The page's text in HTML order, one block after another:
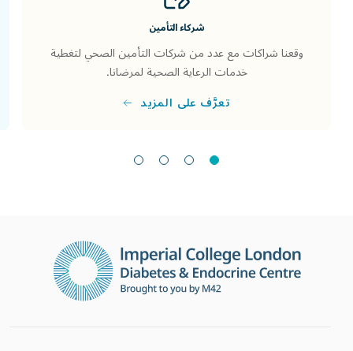
شركاء التأمين
وقعنا شراكات مع عدد من شركات التأمين الصحي لتغطية
خدمات الرعاية الصحية لمرضانا.
تعرَّف على المزيد